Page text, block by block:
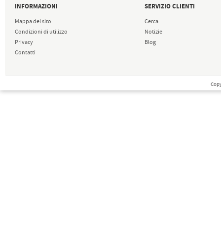
INFORMAZIONI
Mappa del sito
Condizioni di utilizzo
Privacy
Contatti
SERVIZIO CLIENTI
Cerca
Notizie
Blog